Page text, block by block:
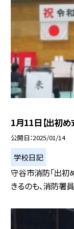
1月11日【出初め
公開日 2025/01/14
学校日記
守谷市消防「出初
きるのも、消防署